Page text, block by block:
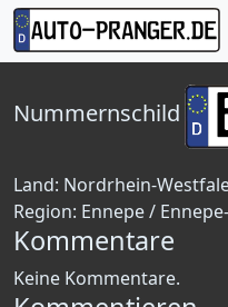
Nummernschild
Land: Nordrhein-
Region: Ennepe /
Kommentare
Keine Kommentare.